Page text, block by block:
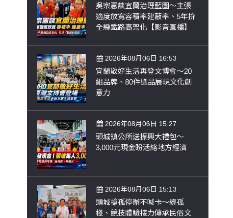
吳宗憲談宜蘭治理藍圖～主張
適度放寬容積率建蔽率、5年拚
全縣鐵路高架化【影音直播】
2026年08月06日 16:53
宜蘭敬好生活再登文博會～20
組品牌、80件選品展現文化創
意力
2026年08月06日 15:27
頭城鎮公所送振興大禮包～
3,000元現金盼活絡地方經濟
2026年08月06日 15:13
頭城搶孤停辦不喊卡～綁孤
棧、競技體驗接力傳承民俗文